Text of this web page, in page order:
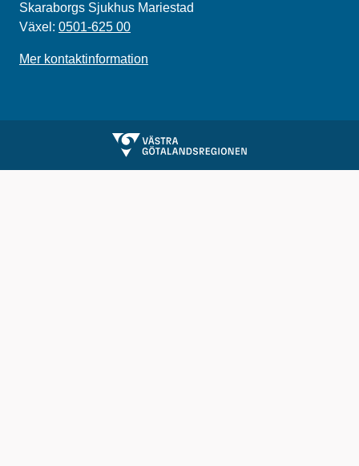
Skaraborgs Sjukhus Mariestad
Växel: 0501-625 00
Mer kontaktinformation